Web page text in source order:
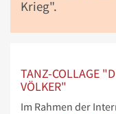
Krieg".
TANZ-COLLAGE
VÖLKER"
Im Rahmen der